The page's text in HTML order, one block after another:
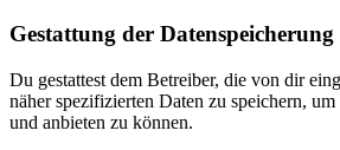
Gestattung der Datenspeicherung
Du gestattest dem Betreiber, die von dir
näher spezifizierten Daten zu speichern,
und anbieten zu können.